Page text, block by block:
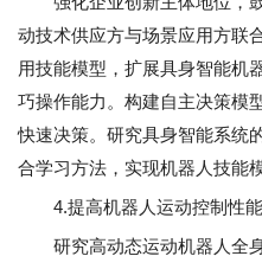
动技术供应方与场景应用方联
用技能模型，扩展具身智能机
巧操作能力。构建自主决策模
快速决策。研究具身智能系统
合学习方法，实现机器人技能
4.提高机器人运动控制性能
研究高动态运动机器人全身